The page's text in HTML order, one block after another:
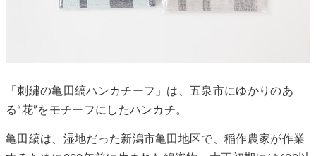
「刺繡の亀田縞ハンカチーフ」は、五泉市にゆかりのあ
る“花”をモチーフにしたハンカチ。
亀田縞は、湿地だった新潟市亀田地区で、稲作農家が作業